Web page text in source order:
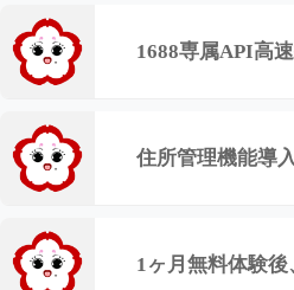
1688専属API高
住所管理機能導
1ヶ月無料体験